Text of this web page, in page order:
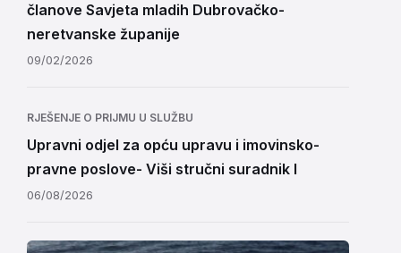
članove Savjeta mladih Dubrovačko-
neretvanske županije
09/02/2026
RJEŠENJE O PRIJMU U SLUŽBU
Upravni odjel za opću upravu i imovinsko-
pravne poslove- Viši stručni suradnik I
06/08/2026